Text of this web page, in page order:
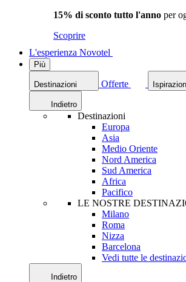
15% di sconto tutto l'anno per
Scoprire
L'esperienza Novotel
Più
Destinazioni Offerte
Indietro
Destinazioni
Europa
Asia
Medio Oriente
Nord America
Sud America
Africa
Pacifico
LE NOSTRE
Milano
Roma
Nizza
Barcelona
Vedi tutte le
Indietro